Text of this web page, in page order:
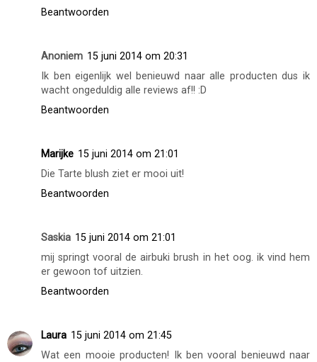
Beantwoorden
Anoniem 15 juni 2014 om 20:31
Ik ben eigenlijk wel benieuwd naar alle producten dus ik
wacht ongeduldig alle reviews af!! :D
Beantwoorden
Marijke 15 juni 2014 om 21:01
Die Tarte blush ziet er mooi uit!
Beantwoorden
Saskia 15 juni 2014 om 21:01
mij springt vooral de airbuki brush in het oog. ik vind hem
er gewoon tof uitzien.
Beantwoorden
Laura 15 juni 2014 om 21:45
Wat een mooie producten! Ik ben vooral benieuwd naar